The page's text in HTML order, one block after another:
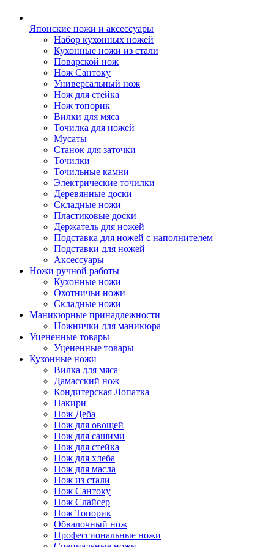
Японские ножи и аксессуары
Набор кухонных ножей
Кухонные ножи из стали
Поварской нож
Нож Сантоку
Универсальный нож
Нож для стейка
Нож топорик
Вилки для мяса
Точилка для ножей
Мусаты
Станок для заточки
Точилки
Точильные камни
Электрические точилки
Деревянные доски
Складные ножи
Пластиковые доски
Держатель для ножей
Подставка для ножей с наполнителем
Подставки для ножей
Аксессуары
Ножи ручной работы
Кухонные ножи
Охотничьи ножи
Складные ножи
Маникюрные принадлежности
Ножнички для маникюра
Уцененные товары
Уцененные товары
Кухонные ножи
Вилка для мяса
Дамасский нож
Кондитерская Лопатка
Накири
Нож Деба
Нож для овощей
Нож для сашими
Нож для стейка
Нож для хлеба
Нож для масла
Нож из стали
Нож Сантоку
Нож Слайсер
Нож Топорик
Обвалочный нож
Профессиональные ножи